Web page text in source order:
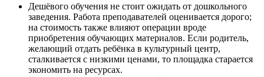
Дешёвого обучения не стоит ожидать от дошкольного
заведения. Работа преподавателей оценивается дорого;
на стоимость также влияют операции вроде
приобретения обучающих материалов. Если родитель,
желающий отдать ребёнка в культурный центр,
сталкивается с низкими ценами, то площадка старается
экономить на ресурсах.